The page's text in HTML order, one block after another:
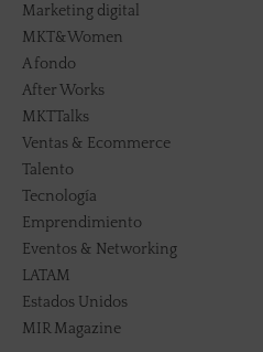
Marketing digital
MKT&Women
A fondo
After Works
MKTTalks
Ventas & Ecommerce
Talento
Tecnología
Emprendimiento
Eventos & Networking
LATAM
Estados Unidos
MIR Magazine